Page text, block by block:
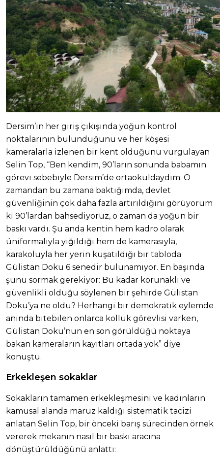
Dersim’in her giriş çıkışında yoğun kontrol
noktalarının bulunduğunu ve her köşesi
kameralarla izlenen bir kent olduğunu vurgulayan
Selin Top, “Ben kendim, 90’ların sonunda babamın
görevi sebebiyle Dersim’de ortaokuldaydım. O
zamandan bu zamana baktığımda, devlet
güvenliğinin çok daha fazla artırıldığını görüyorum
ki 90’lardan bahsediyoruz, o zaman da yoğun bir
baskı vardı. Şu anda kentin hem kadro olarak
üniformalıyla yığıldığı hem de kamerasıyla,
karakoluyla her yerin kuşatıldığı bir tabloda
Gülistan Doku 6 senedir bulunamıyor. En başında
şunu sormak gerekiyor: Bu kadar korunaklı ve
güvenlikli olduğu söylenen bir şehirde Gülistan
Doku’ya ne oldu? Herhangi bir demokratik eylemde
anında bitebilen onlarca kolluk görevlisi varken,
Gülistan Doku’nun en son görüldüğü noktaya
bakan kameraların kayıtları ortada yok” diye
konuştu.
Erkekleşen sokaklar
Sokakların tamamen erkekleşmesini ve kadınların
kamusal alanda maruz kaldığı sistematik tacizi
anlatan Selin Top, bir önceki barış sürecinden örnek
vererek mekanın nasıl bir baskı aracına
dönüştürüldüğünü anlattı: